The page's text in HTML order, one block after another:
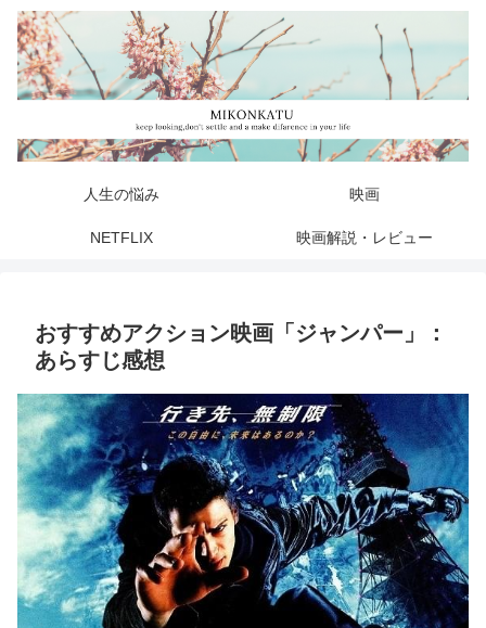
人生の悩み 映画
NETFLIX 映画解説・レビュー
おすすめアクション映画「ジャンパー」：
あらすじ感想